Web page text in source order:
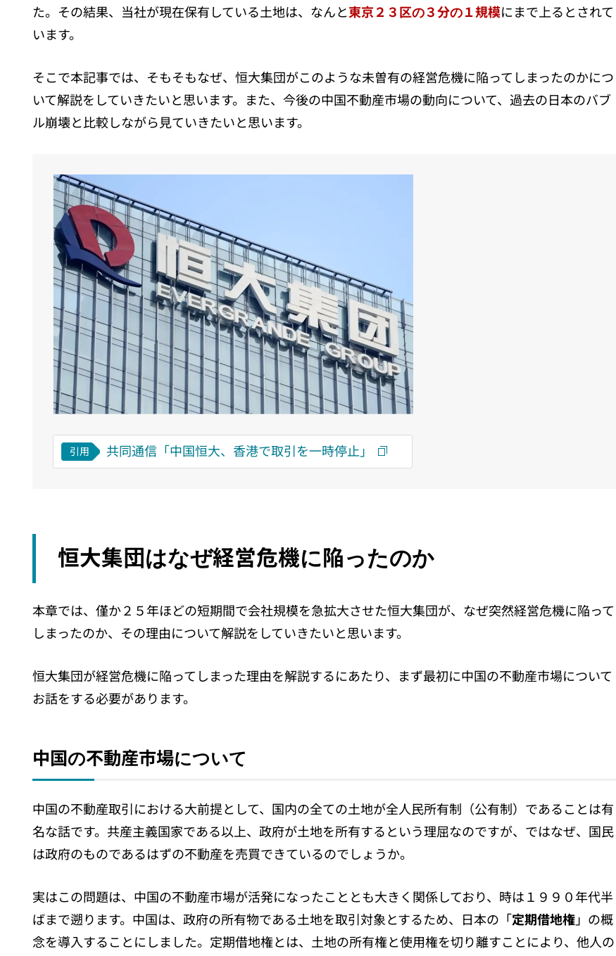
た。その結果、当社が現在保有している土地は、なんと東京２３区の３分の１規模にまで上るとされて
います。
そこで本記事では、そもそもなぜ、恒大集団がこのような未曽有の経営危機に陥ってしまったのかにつ
いて解説をしていきたいと思います。また、今後の中国不動産市場の動向について、過去の日本のバブ
ル崩壊と比較しながら見ていきたいと思います。
引用 共同通信「中国恒大、香港で取引を一時停止」
恒大集団はなぜ経営危機に陥ったのか
本章では、僅か２５年ほどの短期間で会社規模を急拡大させた恒大集団が、なぜ突然経営危機に陥って
しまったのか、その理由について解説をしていきたいと思います。
恒大集団が経営危機に陥ってしまった理由を解説するにあたり、まず最初に中国の不動産市場について
お話をする必要があります。
中国の不動産市場について
中国の不動産取引における大前提として、国内の全ての土地が全人民所有制（公有制）であることは有
名な話です。共産主義国家である以上、政府が土地を所有するという理屈なのですが、ではなぜ、国民
は政府のものであるはずの不動産を売買できているのでしょうか。
実はこの問題は、中国の不動産市場が活発になったこととも大きく関係しており、時は１９９０年代半
ばまで遡ります。中国は、政府の所有物である土地を取引対象とするため、日本の「定期借地権 」の概
念を導入することにしました。定期借地権とは、土地の所有権と使用権を切り離すことにより、他人の